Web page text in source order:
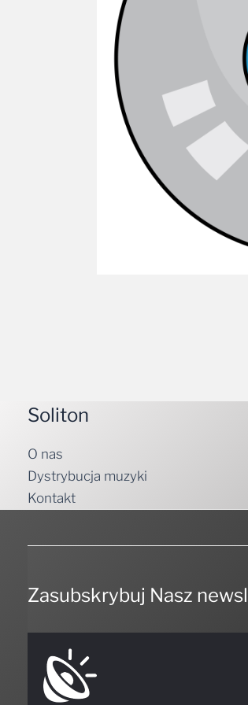
Soliton
O nas
Dystrybucja muzyki
Kontakt
Zasubskrybuj Nasz